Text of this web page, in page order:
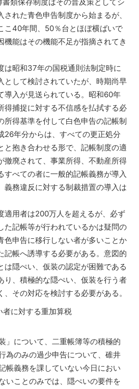
された青色申告制度から始まるが、
こ40年間、50％台とほぼ横ばいで
機能はその機能不足が指摘されてき
昭和37年の国税通則法制定時に
として検討されていたが、時期尚早
導入が見送られている。昭和60年
得捕捉に対する不信感を払拭する必
所得基準を付して白色申告の記帳制
26年分からは、すべての更正処分
と抱き合わせる形で、記帳制度の適
撤廃されて、事業所得、不動産所得
すべての者に一般的記帳義務が導入
義務違反に対する制裁措置の導入は
用者は200万人を超えるが、必ず
た記帳等が行われているかは疑問の
色申告に移行しない者が多いことか
記帳へ誘導する必要がある。意図的
は隠ぺい、仮装の認定が困難である
り、積極的な隠ぺい、仮装を行う者
、その対応を検討する必要がある。
者に対する重加算税
」について、二重帳簿等の積極的
為のみの過少申告について、碓井
帳義務を課していない今日におい
いことのみでは、隠ぺいの要件を